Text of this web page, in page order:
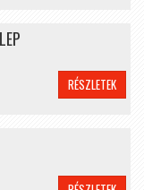
RÉSZLETEK